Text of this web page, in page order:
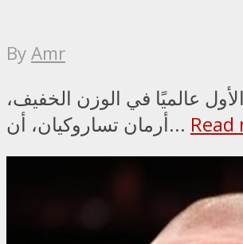
ByAmr
عالميًا في الوزن الخفيف،
أرمان تساروكيان، أن...